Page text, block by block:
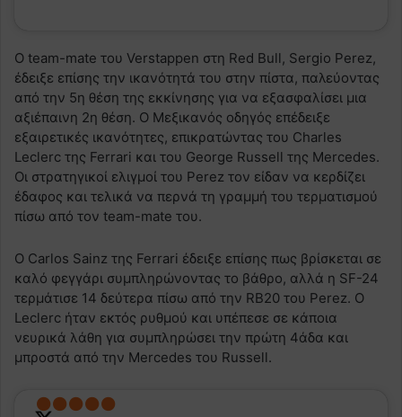
Ο team-mate του Verstappen στη Red Bull, Sergio Perez,
έδειξε επίσης την ικανότητά του στην πίστα, παλεύοντας
από την 5η θέση της εκκίνησης για να εξασφαλίσει μια
αξιέπαινη 2η θέση. Ο Μεξικανός οδηγός επέδειξε
εξαιρετικές ικανότητες, επικρατώντας του Charles
Leclerc της Ferrari και του George Russell της Mercedes.
Οι στρατηγικοί ελιγμοί του Perez τον είδαν να κερδίζει
έδαφος και τελικά να περνά τη γραμμή του τερματισμού
πίσω από τον team-mate του.
Ο Carlos Sainz της Ferrari έδειξε επίσης πως βρίσκεται σε
καλό φεγγάρι συμπληρώνοντας το βάθρο, αλλά η SF-24
τερμάτισε 14 δεύτερα πίσω από την RB20 του Perez. Ο
Leclerc ήταν εκτός ρυθμού και υπέπεσε σε κάποια
νευρικά λάθη για συμπληρώσει την πρώτη 4άδα και
μπροστά από την Mercedes του Russell.
⚫️⚫️⚫️⚫️⚫️